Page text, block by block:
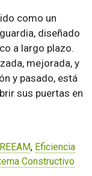
como un
diseñado
a largo plazo.
mejorada, y
y pasado, está
sus puertas en
, Eficiencia
Constructivo